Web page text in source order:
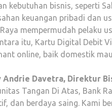
kebutuhan bisnis, seperti
keuangan pribadi dan
mempermudah pelaku
itu, Kartu Digital Debit
online, baik domestik
Andrie Davetra, Direktur
Tangan Di Atas, Bank
dan berdaya saing. Kami